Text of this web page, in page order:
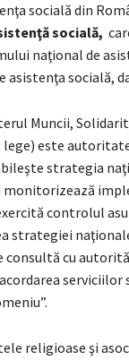
socială din
socială,
naţional de
asistenţa socială,
Muncii,
este
strategia
monitorizează
controlul
strategiei
consultă cu
serviciilor
religioase şi